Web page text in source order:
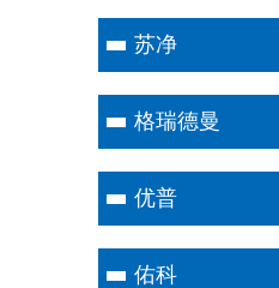
苏净
格瑞德曼
优普
佑科